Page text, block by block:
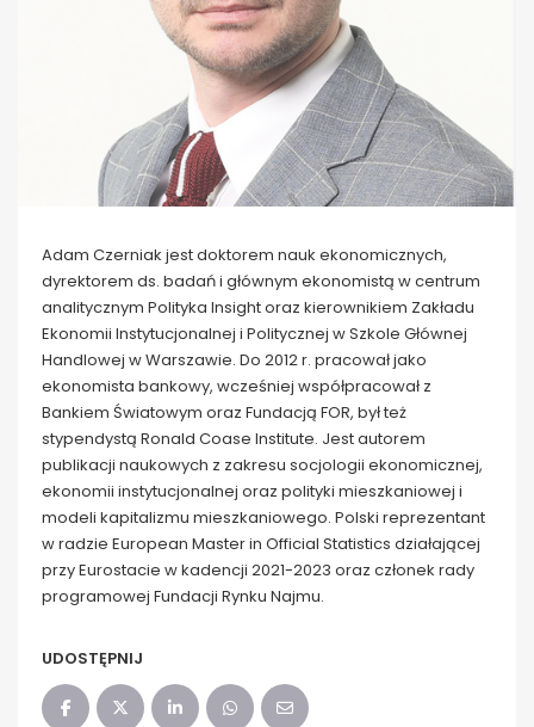
Adam Czerniak jest doktorem nauk ekonomicznych,
dyrektorem ds. badań i głównym ekonomistą w centrum
analitycznym Polityka Insight oraz kierownikiem Zakładu
Ekonomii Instytucjonalnej i Politycznej w Szkole Głównej
Handlowej w Warszawie. Do 2012 r. pracował jako
ekonomista bankowy, wcześniej współpracował z
Bankiem Światowym oraz Fundacją FOR, był też
stypendystą Ronald Coase Institute. Jest autorem
publikacji naukowych z zakresu socjologii ekonomicznej,
ekonomii instytucjonalnej oraz polityki mieszkaniowej i
modeli kapitalizmu mieszkaniowego. Polski reprezentant
w radzie European Master in Official Statistics działającej
przy Eurostacie w kadencji 2021-2023 oraz członek rady
programowej Fundacji Rynku Najmu.
UDOSTĘPNIJ